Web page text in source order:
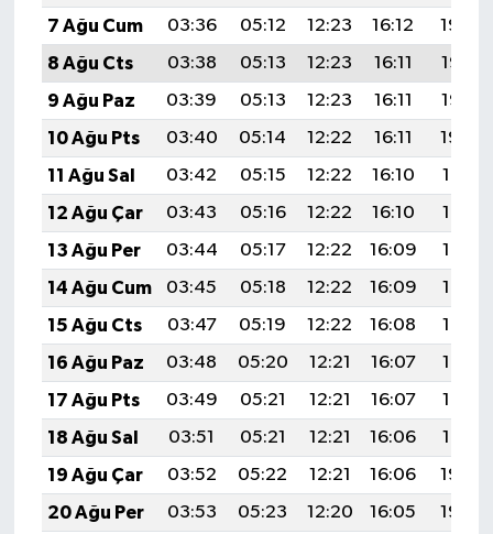
7 Ağu Cum
03:36 05:12 12:23 16:12
19:24
8 Ağu Cts
03:38 05:13 12:23 16:11
19:23
9 Ağu Paz
03:39 05:13 12:23 16:11
19:22
10 Ağu Pts
03:40 05:14 12:22 16:11
19:20
11 Ağu Sal
03:42 05:15 12:22 16:10
19:19
12 Ağu Çar
03:43 05:16 12:22 16:10
19:18
13 Ağu Per
03:44 05:17 12:22 16:09
19:17
14 Ağu Cum
03:45 05:18 12:22 16:09
19:16
15 Ağu Cts
03:47 05:19 12:22 16:08
19:14
16 Ağu Paz
03:48 05:20 12:21 16:07
19:13
17 Ağu Pts
03:49 05:21 12:21 16:07
19:12
18 Ağu Sal
03:51 05:21 12:21 16:06
19:10
19 Ağu Çar
03:52 05:22 12:21 16:06
19:09
20 Ağu Per
03:53 05:23 12:20 16:05
19:08